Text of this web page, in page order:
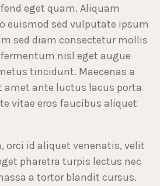
eget quam. Aliquam
euismod sed vulputate ipsum
sed diam consectetur mollis
nisl eget augue
tincidunt. Maecenas a
amet ante luctus lacus porta
vitae eros faucibus aliquet
orci id aliquet venenatis, velit
pharetra turpis lectus nec
a tortor blandit cursus.